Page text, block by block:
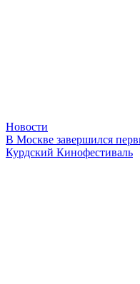
Новости
В Москве завершился
Курдский Кинофестиваль